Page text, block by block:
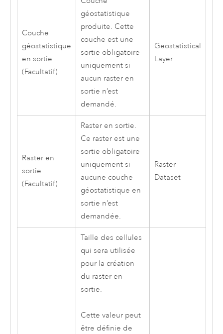
Couche
géostatistique
en sortie
(Facultatif)
géostatistique
produite. Cette
couche est une
sortie obligatoire
uniquement si
aucun raster en
sortie n’est
demandé.
Geostatistical
Layer
Raster en
sortie
(Facultatif)
Raster en sortie.
Ce raster est une
sortie obligatoire
uniquement si
aucune couche
géostatistique en
sortie n’est
demandée.
Raster
Dataset
Taille des cellules
qui sera utilisée
pour la création
du raster en
sortie.
Cette valeur peut
être définie de